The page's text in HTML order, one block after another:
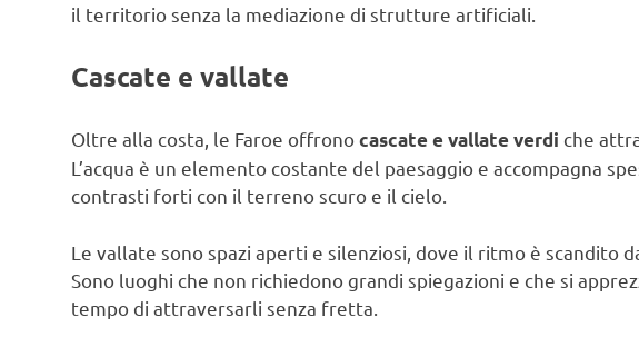
il territorio senza la mediazione di strutture artificiali.
Cascate e vallate
Oltre alla costa, le Faroe offronocascate e vallate verdi che
L’acqua è un elemento costante del paesaggio e accompagna
contrasti forti con il terreno scuro e il cielo.
Le vallate sono spazi aperti e silenziosi, dove il ritmo è scandito
Sono luoghi che non richiedono grandi spiegazioni e che si
tempo di attraversarli senza fretta.